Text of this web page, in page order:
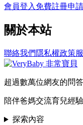
會員登入免費註冊申
關於本站
聯絡我們 隱私權政策
超過數萬位網友的問
陪伴爸媽交流育兒經
探索內容